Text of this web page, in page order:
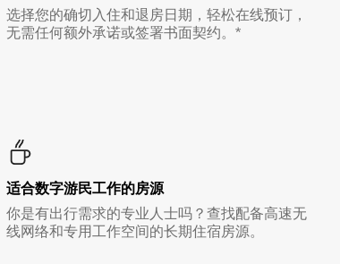
选择您的确切入住和退房日期，轻松在线预订，
无需任何额外承诺或签署书面契约。*
适合数字游民工作的房源
你是有出行需求的专业人士吗？查找配备高速无
线网络和专用工作空间的长期住宿房源。